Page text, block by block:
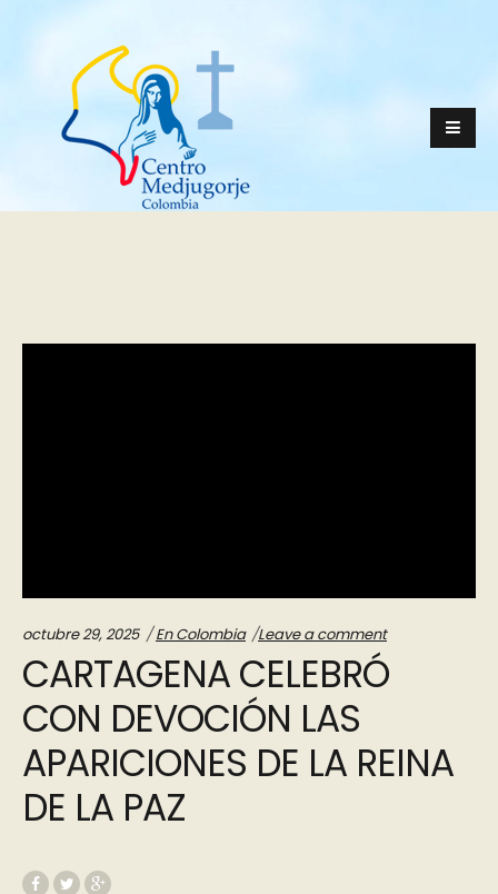
octubre 29, 2025 Categories:
En Colombia Leave a comment
CARTAGENA CELEBRÓ
CON DEVOCIÓN LAS
APARICIONES DE LA REINA
DE LA PAZ